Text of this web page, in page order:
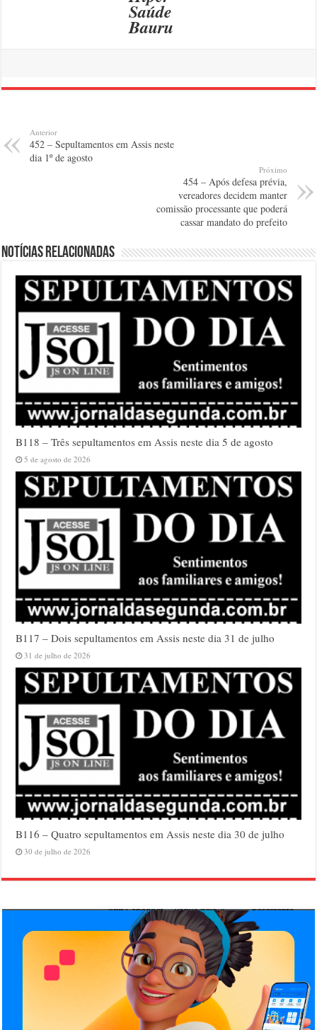
Saúde
Bauru
Anterior
452 – Sepultamentos em Assis neste
dia 1º de agosto
Próximo
454 – Após defesa prévia,
vereadores decidem manter
comissão processante que poderá
cassar mandato do prefeito
Notícias relacionadas
B118 – Três sepultamentos em Assis neste dia 5 de agosto
5 de agosto de 2026
B117 – Dois sepultamentos em Assis neste dia 31 de julho
31 de julho de 2026
B116 – Quatro sepultamentos em Assis neste dia 30 de julho
30 de julho de 2026